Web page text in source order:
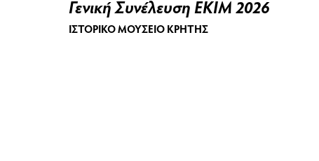
Γενική Συνέλευση ΕΚΙΜ 2026
ΙΣΤΟΡΙΚΌ ΜΟΥΣΕΊΟ ΚΡΉΤΗΣ